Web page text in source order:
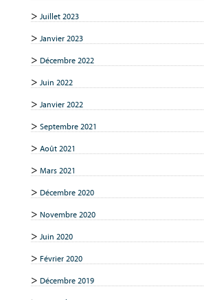
Juillet 2023
Janvier 2023
Décembre 2022
Juin 2022
Janvier 2022
Septembre 2021
Août 2021
Mars 2021
Décembre 2020
Novembre 2020
Juin 2020
Février 2020
Décembre 2019